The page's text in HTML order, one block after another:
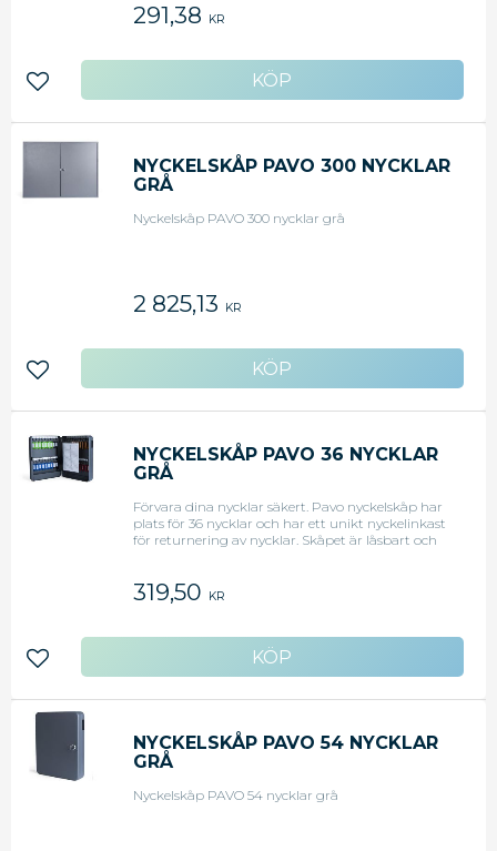
291,38 KR
Lägg till i favoriter
NYCKELSKÅP PAVO 300 NYCKLAR
GRÅ
Nyckelskåp PAVO 300 nycklar grå
2 825,13 KR
Lägg till i favoriter
NYCKELSKÅP PAVO 36 NYCKLAR
GRÅ
Förvara dina nycklar säkert. Pavo nyckelskåp har
plats för 36 nycklar och har ett unikt nyckelinkast
för returnering av nycklar. Skåpet är låsbart och
nycklar
319,50 KR
Lägg till i favoriter
NYCKELSKÅP PAVO 54 NYCKLAR
GRÅ
Nyckelskåp PAVO 54 nycklar grå